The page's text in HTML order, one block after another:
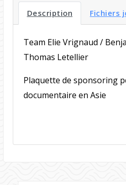
Description Fichiers
Team Elie Vrignaud /
Thomas Letellier
Plaquette de sponsoring
documentaire en Asie